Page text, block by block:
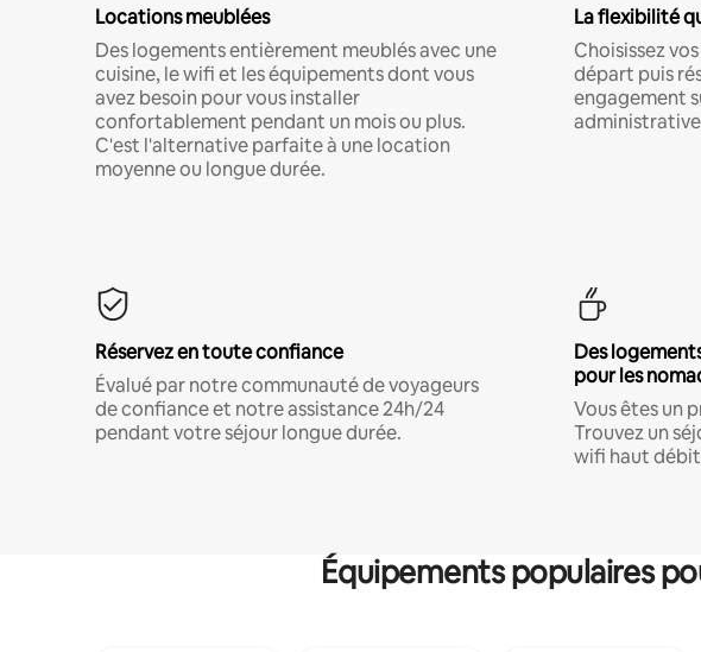
Locations meublées
Des logements entièrement meublés avec une
cuisine, le wifi et les équipements dont vous
avez besoin pour vous installer
confortablement pendant un mois ou plus.
C'est l'alternative parfaite à une location
moyenne ou longue durée.
La flexibilité
Choisissez
départ puis
engagement
Réservez en toute confiance
Évalué par notre communauté de voyageurs
de confiance et notre assistance 24h/24
pendant votre séjour longue durée.
Des
pour les
Vous êtes un
Trouvez un
wifi haut
Équipements populaires